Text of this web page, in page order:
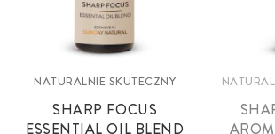
NATURALNIE SKUTECZNY
SHARP FOCUS
ESSENTIAL OIL BLEND